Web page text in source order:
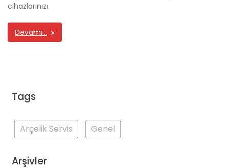
cihazlarınızı
Devamı…
Tags
Arçelik Servis Genel
Arşivler